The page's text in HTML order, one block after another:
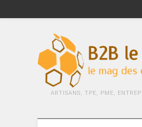
ARTISANS, TPE, PME,